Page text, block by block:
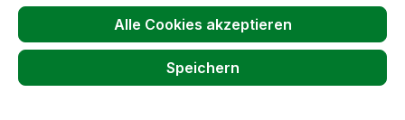
Alle Cookies akzeptieren
Speichern